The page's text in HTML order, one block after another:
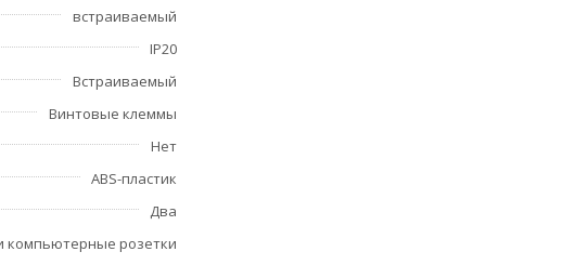
встраиваемый
IP20
Встраиваемый
Винтовые клеммы
Нет
ABS-пластик
Два
компьютерные розетки